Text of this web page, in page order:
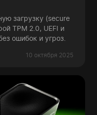
загрузку (secure
TPM 2.0, UEFI и
ошибок и угроз.
10 октября 2025